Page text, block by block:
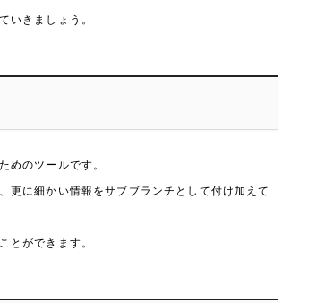
いきましょう。
めのツールです。
更に細かい情報をサブブランチとして付け加えて
とができます。